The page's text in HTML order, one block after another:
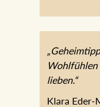
Wohlfühlen
lieben.“